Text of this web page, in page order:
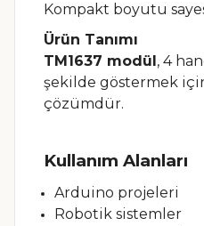
Kompakt boyutu
Ürün Tanımı
TM1637 modül , 4
şekilde göstermek
çözümdür.
Kullanım Alanları
Arduino projeleri
Robotik sistemler